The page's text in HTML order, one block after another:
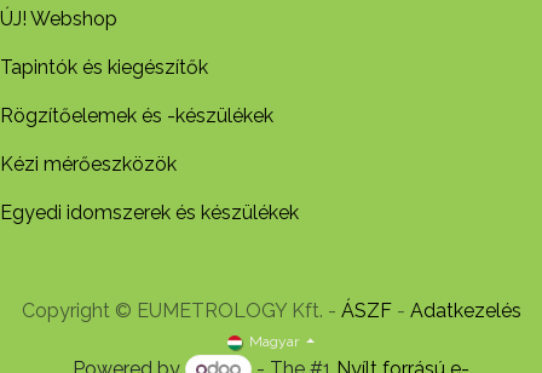
ÚJ! Webshop
Tapintók és kiegészítők
Rögzítőelemek és -készül​ékek
Kézi mérőeszközök
Egyedi idomszerek és készülékek
Copyright © EUMETROLOGY Kft. - ÁSZF- Adatkezelés
Magyar